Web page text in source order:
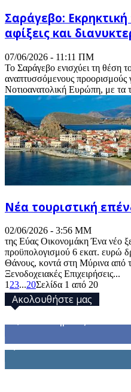
Σαράγεβο:
αφίξεις και
07/06/2026 - 11:11 ΠΜ
Το Σαράγεβο ενισχύει τη θέση
αναπτυσσόμενους προορισμούς
Νοτιοανατολική Ευρώπη, με τα
Νέα τουριστική
02/06/2026 - 3:56 ΜΜ
της Εύας Οικονομάκη Ένα νέο
προϋπολογισμού 6 εκατ. ευρώ
Θάνους, κοντά στη Μύρινα από
Ξενοδοχειακές Επιχειρήσεις...
1 23...20Σελίδα 1 από 20
Ακολουθήστε μας